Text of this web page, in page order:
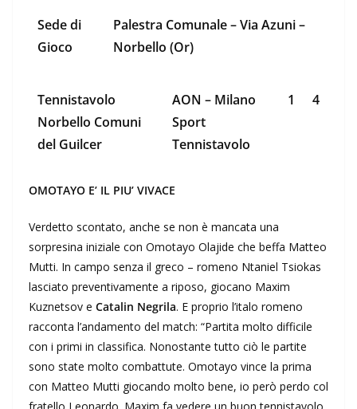
Sede di
Gioco
Palestra Comunale – Via Azuni –
Norbello (Or)
Tennistavolo
Norbello Comuni
del Guilcer
AON – Milano
Sport
Tennistavolo
1 4
OMOTAYO E’ IL PIU’ VIVACE
Verdetto scontato, anche se non è mancata una
sorpresina iniziale con Omotayo Olajide che beffa Matteo
Mutti. In campo senza il greco – romeno Ntaniel Tsiokas
lasciato preventivamente a riposo, giocano Maxim
Kuznetsov e Catalin Negrila. E proprio l’italo romeno
racconta l’andamento del match: “Partita molto difficile
con i primi in classifica. Nonostante tutto ciò le partite
sono state molto combattute. Omotayo vince la prima
con Matteo Mutti giocando molto bene, io però perdo col